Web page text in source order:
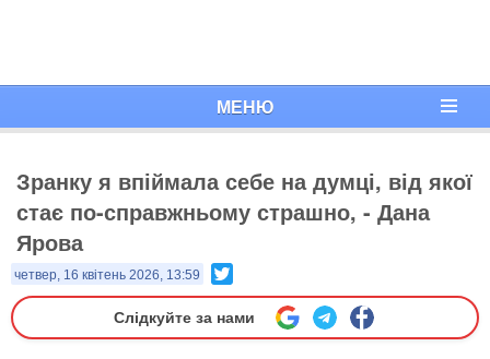
МЕНЮ
Зранку я впіймала себе на думці, від якої
стає по-справжньому страшно, - Дана
Ярова
четвер, 16 квітень 2026, 13:59
Слідкуйте за нами